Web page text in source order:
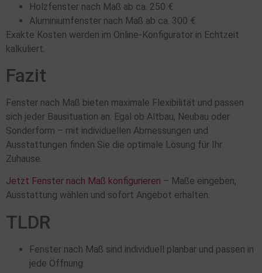
Holzfenster nach Maß ab ca. 250 €
Aluminiumfenster nach Maß ab ca. 300 €
Exakte Kosten werden im Online-Konfigurator in Echtzeit
kalkuliert.
Fazit
Fenster nach Maß bieten maximale Flexibilität und passen
sich jeder Bausituation an. Egal ob Altbau, Neubau oder
Sonderform – mit individuellen Abmessungen und
Ausstattungen finden Sie die optimale Lösung für Ihr
Zuhause.
Jetzt Fenster nach Maß konfigurieren – Maße eingeben,
Ausstattung wählen und sofort Angebot erhalten.
TLDR
Fenster nach Maß sind individuell planbar und passen in
jede Öffnung